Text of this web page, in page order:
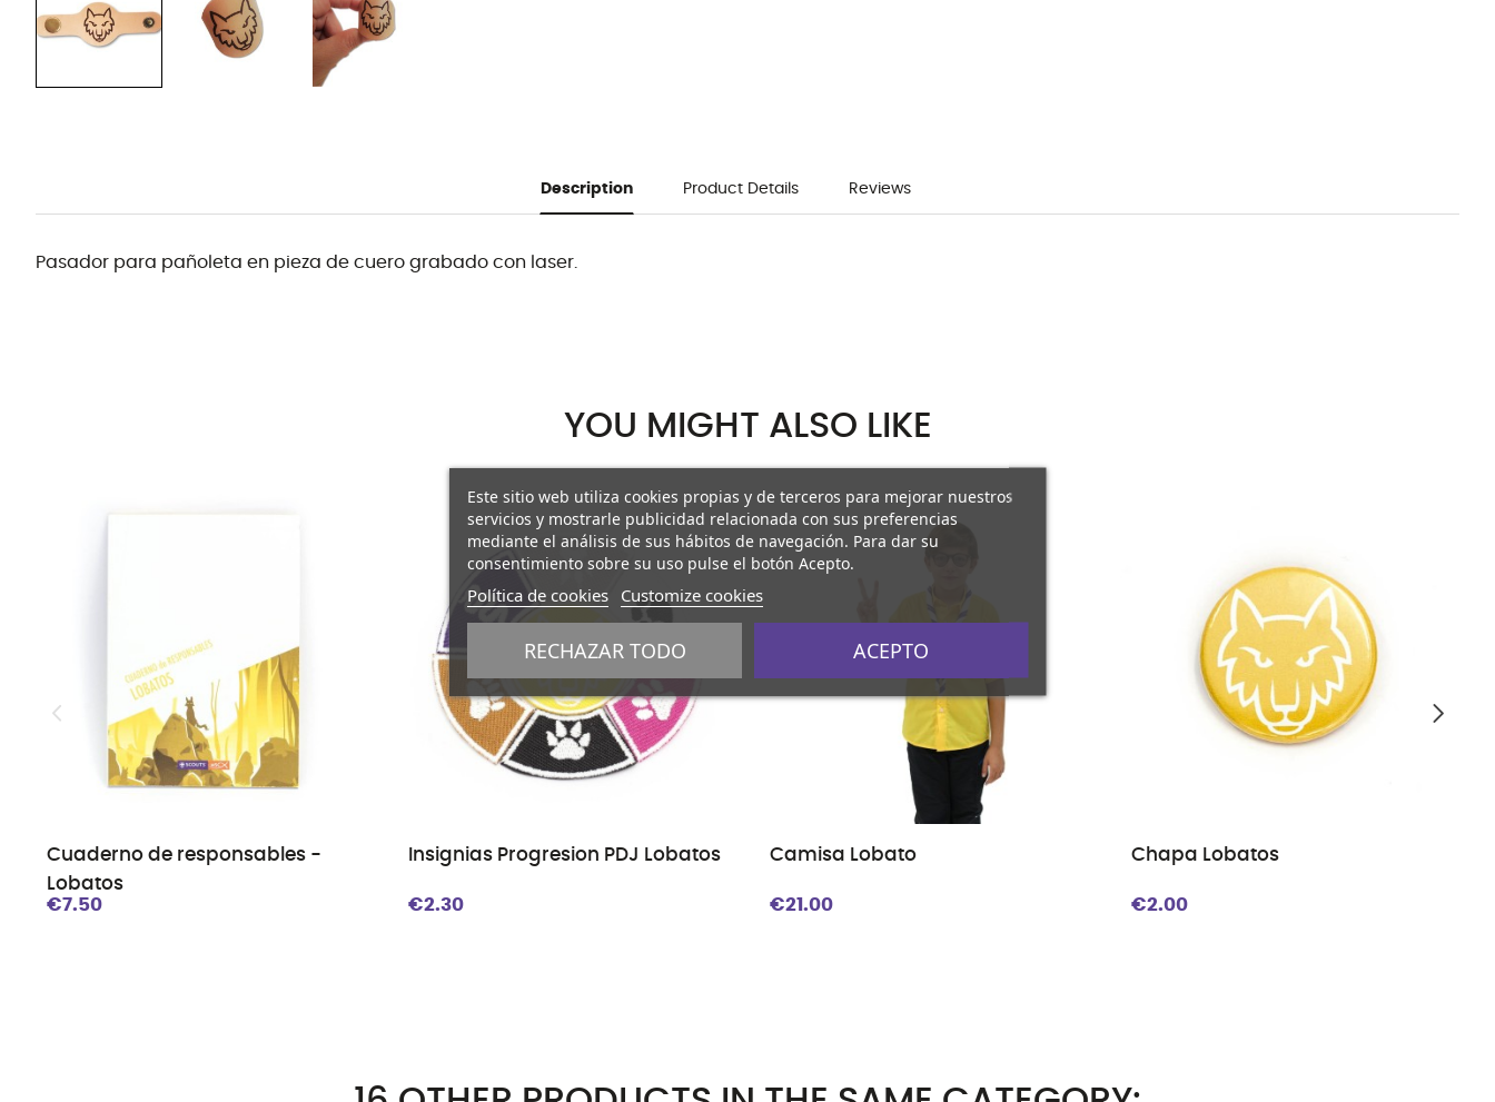
Description Product Details Reviews
Pasador para pañoleta en pieza de cuero grabado con laser.
YOU MIGHT ALSO LIKE
Cuaderno de responsables -
Lobatos
€7.50
Insignias Progresion PDJ Lobatos
€2.30
Camisa Lobato
€21.00
Chapa Lobatos
€2.00
Este sitio web utiliza cookies propias y de terceros para mejorar nuestros
servicios y mostrarle publicidad relacionada con sus preferencias
mediante el análisis de sus hábitos de navegación. Para dar su
consentimiento sobre su uso pulse el botón Acepto.
Política de cookies Customize cookies
RECHAZAR TODO ACEPTO